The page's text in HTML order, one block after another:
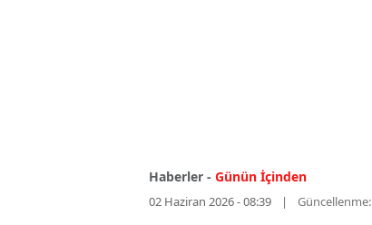
Haberler - Günün İçinden
02 Haziran 2026 - 08:39 Güncellenme: